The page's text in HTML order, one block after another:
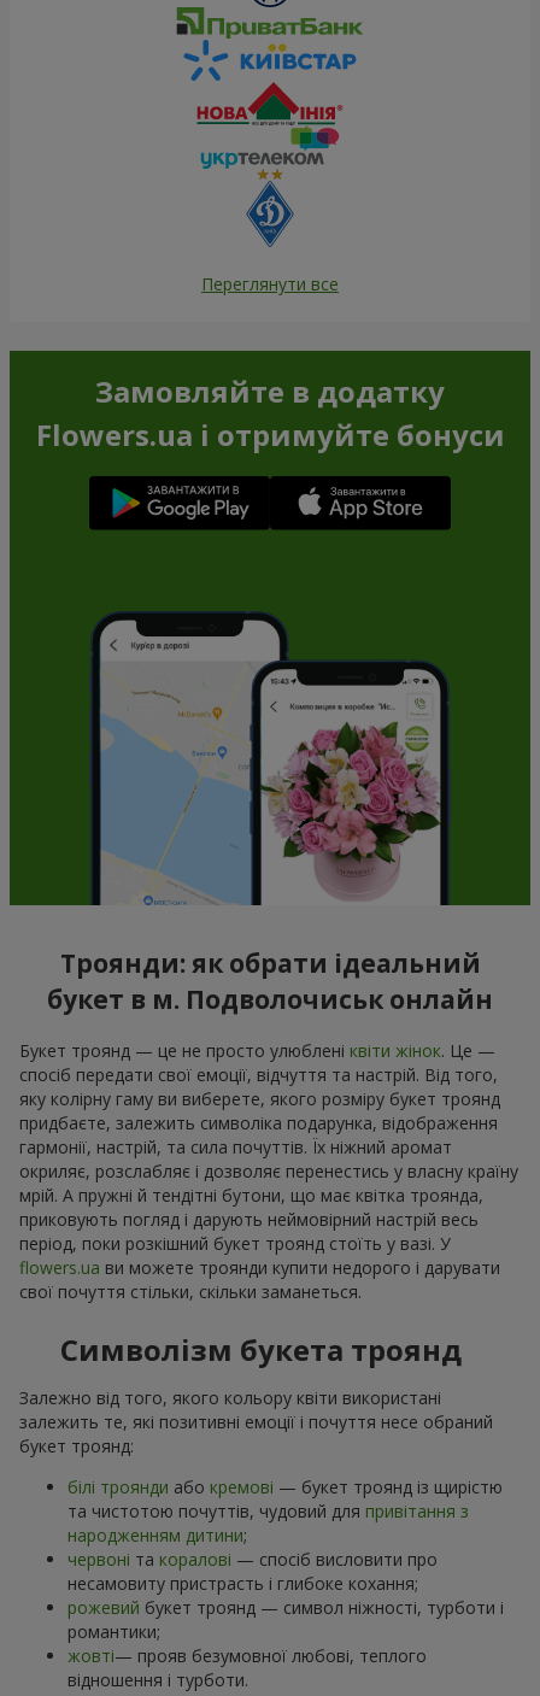
Переглянути все
Замовляйте в додатку
Flowers.ua і отримуйте бонуси
Троянди: як обрати ідеальний
букет в м. Подволочиськ онлайн
Букет троянд — це не просто улюблені квіти жінок. Це —
спосіб передати свої емоції, відчуття та настрій. Від того,
яку колірну гаму ви виберете, якого розміру букет троянд
придбаєте, залежить символіка подарунка, відображення
гармонії, настрій, та сила почуттів. Їх ніжний аромат
окриляє, розслабляє і дозволяє перенестись у власну країну
мрій. А пружні й тендітні бутони, що має квітка троянда,
приковують погляд і дарують неймовірний настрій весь
період, поки розкішний букет троянд стоїть у вазі. У
flowers.ua ви можете троянди купити недорого і дарувати
свої почуття стільки, скільки заманеться.
Символізм букета троянд
Залежно від того, якого кольору квіти використані
залежить те, які позитивні емоції і почуття несе обраний
букет троянд:
білі троянди або кремові — букет троянд із щирістю
та чистотою почуттів, чудовий для привітання з
народженням дитини;
червоні та коралові — спосіб висловити про
несамовиту пристрасть і глибоке кохання;
рожевий букет троянд — символ ніжності, турботи і
романтики;
жовті— прояв безумовної любові, теплого
відношення і турботи.